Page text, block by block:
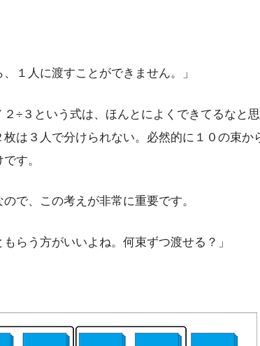
１人に渡すことができません。」
÷３という式は、ほんとによくできてるなと
は３人で分けられない。必然的に１０の束か
す。
で、この考えが非常に重要です。
もらう方がいいよね。何束ずつ渡せる？」